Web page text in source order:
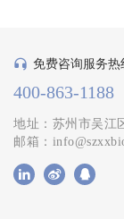
免费咨询服务热
400-863-1188
地址：苏州市吴江
邮箱：